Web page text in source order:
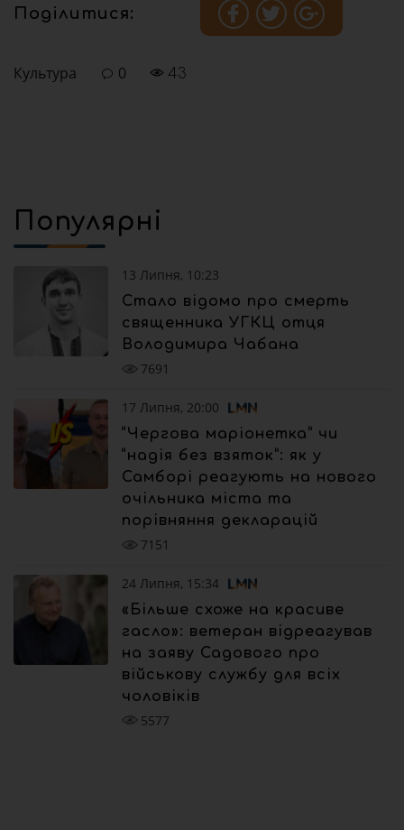
Поділитися:
Культура 0 43
Популярні
13 Липня, 10:23
Стало відомо про смерть
священника УГКЦ отця
Володимира Чабана
7691
17 Липня, 20:00
“Чергова маріонетка” чи
“надія без взяток”: як у
Самборі реагують на нового
очільника міста та
порівняння декларацій
7151
24 Липня, 15:34
«Більше схоже на красиве
гасло»: ветеран відреагував
на заяву Садового про
військову службу для всіх
чоловіків
5577